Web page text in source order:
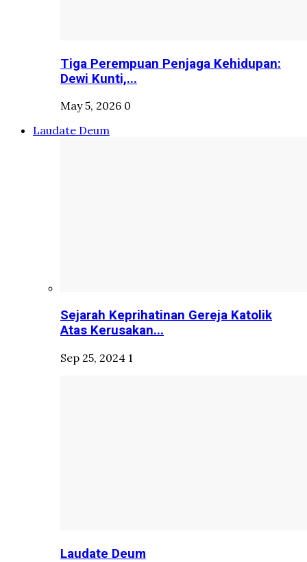
Tiga Perempuan Penjaga Kehidupan:
Dewi Kunti,...
May 5, 2026 0
Laudate Deum
Sejarah Keprihatinan Gereja Katolik
Atas Kerusakan...
Sep 25, 2024 1
Laudate Deum